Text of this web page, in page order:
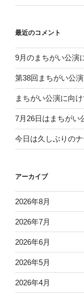
最近のコメント
9月のまちがい公演
第38回まちがい公演
まちがい公演に向け
7月26日はまちがい
今日は久しぶりの
アーカイブ
2026年8月
2026年7月
2026年6月
2026年5月
2026年4月